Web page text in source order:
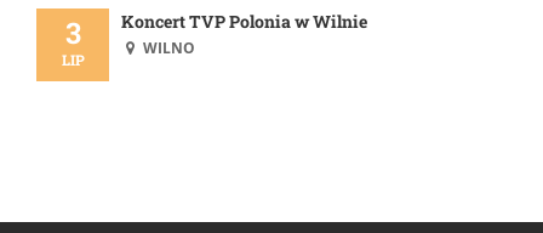
3
LIP
Koncert TVP Polonia w Wilnie
WILNO